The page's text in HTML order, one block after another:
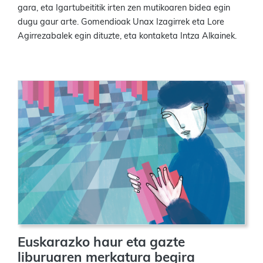
gara, eta Igartubeititik irten zen mutikoaren bidea egin
dugu gaur arte. Gomendioak Unax Izagirrek eta Lore
Agirrezabalek egin dituzte, eta kontaketa Intza Alkainek.
Euskarazko haur eta gazte
liburuaren merkatura begira